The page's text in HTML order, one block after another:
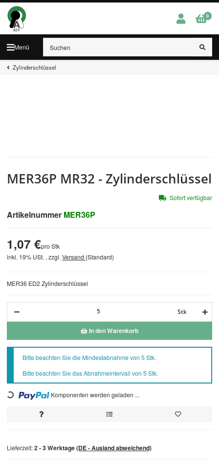
Menü
0
Zylinderschlüssel
MER36P MR32 - Zylinderschlüssel
Artikelnummer MER36P
MER36 ED2 Zylinderschlüssel
1,07 €pro Stk
inkl. 19% USt. , zzgl. Versand (Standard)
Stk
In den Warenkorb
xBitte beachten Sie die Mindestabnahme von 5 Stk.
Bitte beachten Sie das Abnahmeintervall von 5 Stk.
Loading... Komponenten werden geladen ...
Sofort verfügbar
Lieferzeit:2 - 3 Werktage(DE - Ausland abweichend)